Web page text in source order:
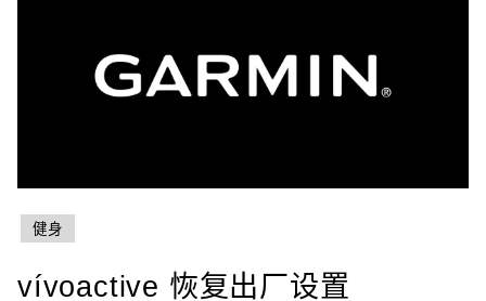
健身
vívoactive 恢复出厂设置